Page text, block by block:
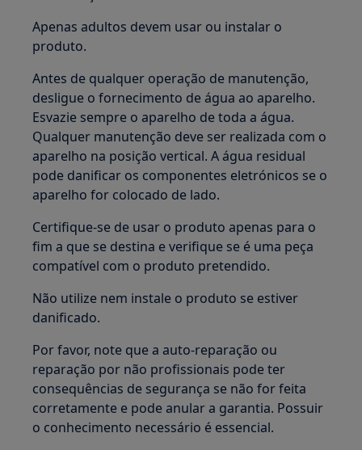
Apenas adultos devem usar ou instalar o
produto.
Antes de qualquer operação de manutenção,
desligue o fornecimento de água ao aparelho.
Esvazie sempre o aparelho de toda a água.
Qualquer manutenção deve ser realizada com o
aparelho na posição vertical. A água residual
pode danificar os componentes eletrónicos se o
aparelho for colocado de lado.
Certifique-se de usar o produto apenas para o
fim a que se destina e verifique se é uma peça
compatível com o produto pretendido.
Não utilize nem instale o produto se estiver
danificado.
Por favor, note que a auto-reparação ou
reparação por não profissionais pode ter
consequências de segurança se não for feita
corretamente e pode anular a garantia. Possuir
o conhecimento necessário é essencial.